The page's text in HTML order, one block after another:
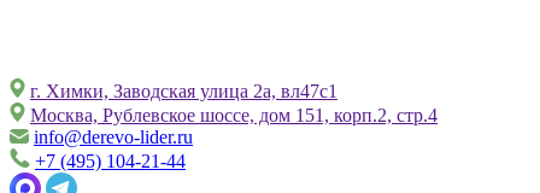
г. Химки, Заводская улица 2а, вл47с1
Москва, Рублевское шоссе, дом 151, корп.2, стр.4
info@derevo-lider.ru
+7 (495) 104-21-44